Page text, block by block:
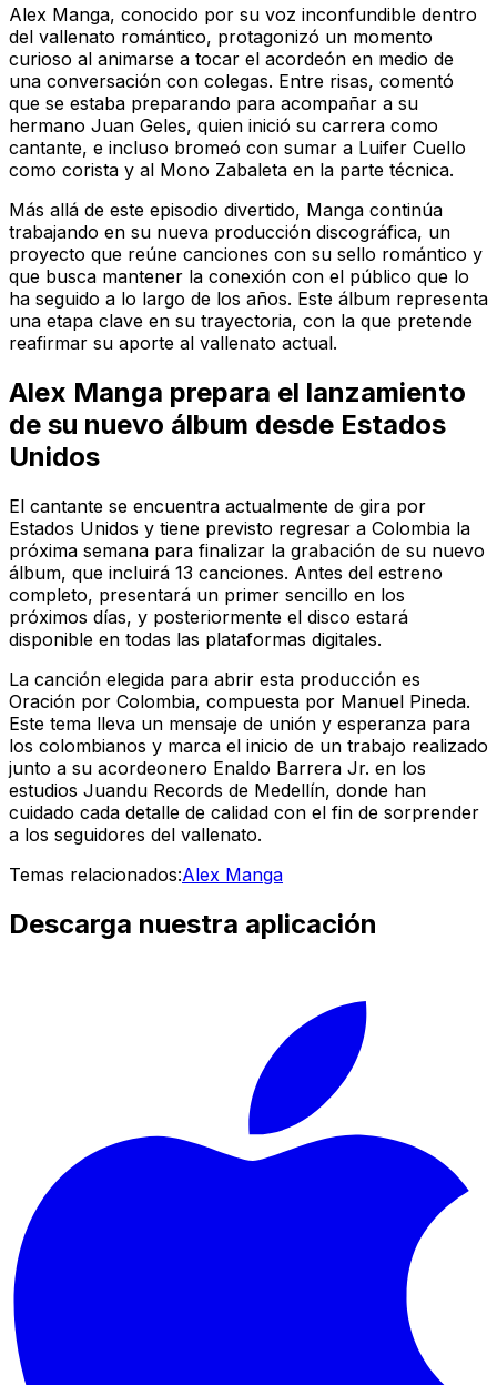
Alex Manga, conocido por su voz inconfundible dentro
del vallenato romántico, protagonizó un momento
curioso al animarse a tocar el acordeón en medio de
una conversación con colegas. Entre risas, comentó
que se estaba preparando para acompañar a su
hermano Juan Geles, quien inició su carrera como
cantante, e incluso bromeó con sumar a Luifer Cuello
como corista y al Mono Zabaleta en la parte técnica.
Más allá de este episodio divertido, Manga continúa
trabajando en su nueva producción discográfica, un
proyecto que reúne canciones con su sello romántico y
que busca mantener la conexión con el público que lo
ha seguido a lo largo de los años. Este álbum representa
una etapa clave en su trayectoria, con la que pretende
reafirmar su aporte al vallenato actual.
Alex Manga prepara el lanzamiento
de su nuevo álbum desde Estados
Unidos
El cantante se encuentra actualmente de gira por
Estados Unidos y tiene previsto regresar a Colombia la
próxima semana para finalizar la grabación de su nuevo
álbum, que incluirá 13 canciones. Antes del estreno
completo, presentará un primer sencillo en los
próximos días, y posteriormente el disco estará
disponible en todas las plataformas digitales.
La canción elegida para abrir esta producción es
Oración por Colombia, compuesta por Manuel Pineda.
Este tema lleva un mensaje de unión y esperanza para
los colombianos y marca el inicio de un trabajo realizado
junto a su acordeonero Enaldo Barrera Jr. en los
estudios Juandu Records de Medellín, donde han
cuidado cada detalle de calidad con el fin de sorprender
a los seguidores del vallenato.
Temas relacionados:Alex Manga
Descarga nuestra aplicación